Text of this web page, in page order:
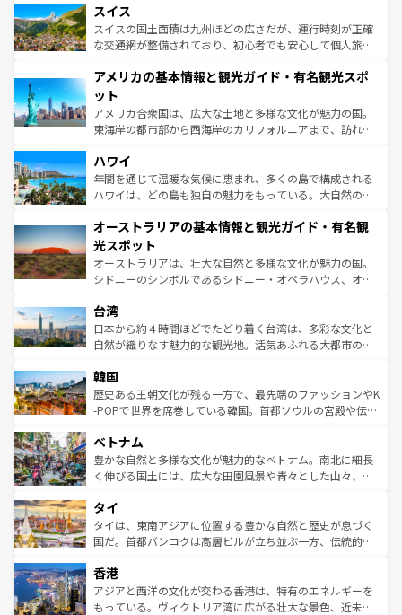
を参照してほしい。
は、お酒好きな人にはぜひ体験してほしい。 なお、新着の
ドイツ情報はコンテンツ一覧を参照してほしい。
リアごとに異なる魅力がある。また、優雅なアフタヌーン
ティー、ビール好きにはたまらない英国パブ、サッカー観
戦など、本場だからこそできる体験も豊富。イギリスを旅
ンツ一覧を参照してほしい。
スイス
スイスの国土面積は九州ほどの広さだが、運行時刻が正確
な交通網が整備されており、初心者でも安心して個人旅行
の建物がそのまま残る町や、スイスならではのユニークな
博物館もあり、アルプス観光だけでなく町歩きも満喫する
ことができる。国民の所得が高いため物価も高いが、旅行
者向けの交通パス提供のサービスもあり、うまく活用すれ
着のスイス情報は
アメリカの基本情報と観光ガイド・有名観光スポ
ット
アメリカ合衆国は、広大な土地と多様な文化が魅力の国。
東海岸の都市部から西海岸のカリフォルニアまで、訪れる
のような巨大都市は、観光、ショッピング、エンターテイ
ンメントが詰まった刺激的なスポットだ。一方、アメリカ
西部には大自然が広がり、グランドキャニオンやイエロー
部のニューオーリンズでは、音楽と美食が融合した独特の
文化が魅力。旅行者はアメリカの各地域で異なる魅力を楽
しみながら、その多様性と豊かな歴史を感じることができ
るだろう。車でのロードトリップや列車の旅も、アメリカ
情報は
ハワイ
年間を通じて温暖な気候に恵まれ、多くの島で構成される
ハワイは、どの島も独自の魅力をもっている。大自然の神
ワイ島は見逃せない。また、定番の観光地といえばオアフ
島だが、静かな自然を求めるならマウイ島やカウアイ島が
おすすめ。エメラルドグリーンに輝く海をはじめ、豊かな
文化や歴史が息づいている。「アロハスピリット」と呼ば
人々、おいしいローカルフードやハワイアンミュージッ
ク、伝統的なフラダンスなど、すべてがハワイの魅力を彩
っている。訪れるたびに新しい発見と感動が待っているハ
はコンテンツ一覧
オーストラリアの基本情報と観光ガイド・有名観
光スポット
オーストラリアは、壮大な自然と多様な文化が魅力の国。
シドニーのシンボルであるシドニー・オペラハウス、オー
リアリーフや大陸中央部にそびえるウルル（エアーズロッ
ク）、タスマニアの美しい原生林やケアンズの熱帯雨林な
ど、見どころがたくさん。また、カフェやワイン、オージ
いる。アクティビティも充実しており、サーフィンやダイ
ビング、ハイキングなど、アウトドア好きにはたまらな
い。オーストラリアの多彩な魅力を存分に味わいつくそ
参照してほしい。
台湾
日本から約４時間ほどでたどり着く台湾は、多彩な文化と
自然が織りなす魅力的な観光地。活気あふれる大都市の台
ン）、静ひつな山岳地帯である台湾東部など、都市の喧騒
と山間の静けさが共存しており、訪れる人に新しい発見と
驚きをもたらしてくれる。また、奥深い台湾の食文化も魅
容にもいいと評判のスイーツなど、バラエティ豊かな料理
が味わえる。 なお、新着の台湾情報は コンテンツ一覧を参
照してほしい。
韓国
歴史ある王朝文化が残る一方で、最先端のファッションやK
-POPで世界を席巻している韓国。首都ソウルの宮殿や伝統
き、地方に足を延ばせば四季折々の自然美を楽しむことが
できる。そして、キムチや焼肉、絶品のストリートフード
まで、さまざまな韓国料理が待っている。夜には、韓国な
リティに包まれながら、韓国の多彩な魅力を心ゆくまで味
わってみてほしい。 なお、新着の韓国情報はコンテンツ一
覧を参照してほしい。
ベトナム
豊かな自然と多様な文化が魅力的なベトナム。南北に細長
く伸びる国土には、広大な田園風景や青々とした山々、世
急速な発展と共に伝統が息づく。ハノイの古い町並みやホ
ーチミン市のフランス統治時代の建物も、独特の雰囲気を
醸し出している。また、バラエティの豊かさとおいしさで
とつ。フォーやバインミー、ベトナムコーヒーなどは、ぜ
ひ現地で味わいたい。どの地域を訪れてもあたたかい人々
が旅行者を迎えてくれるので、きっと忘れられない旅にな
タイ
タイは、東南アジアに位置する豊かな自然と歴史が息づく
国だ。首都バンコクは高層ビルが立ち並ぶ一方、伝統的な
の活気が交差している。北部ではチェンマイなどの山岳地
帯で自然と触れ合い、南部ではプーケットやクラビの美し
いビーチでリゾート気分を楽しむことができる。タイ料理
香港
アジアと西洋の文化が交わる香港は、特有のエネルギーを
もっている。ヴィクトリア湾に広がる壮大な景色、近未来